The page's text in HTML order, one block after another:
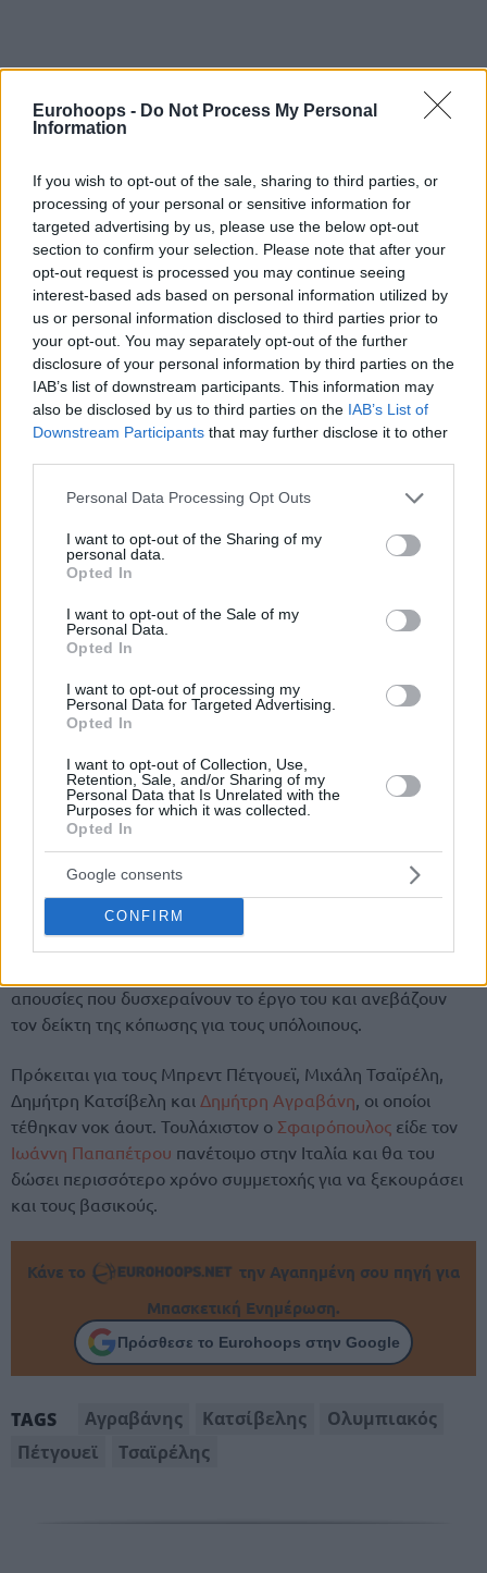
Eurohoops - Do Not Process My Personal
Information
If you wish to opt-out of the sale, sharing to third parties, or
processing of your personal or sensitive information for
targeted advertising by us, please use the below opt-out
section to confirm your selection. Please note that after your
opt-out request is processed you may continue seeing
interest-based ads based on personal information utilized by
us or personal information disclosed to third parties prior to
your opt-out. You may separately opt-out of the further
disclosure of your personal information by third parties on the
IAB’s list of downstream participants. This information may
also be disclosed by us to third parties on the IAB’s List of
Downstream Participants that may further disclose it to other
Please note that this website/app uses one or more Google
not limited to your visit or usage behaviour. You may click to
grant or deny consent to Google and its third-party tags to
use your data for below specified purposes in below Google
consent section.
Personal Data Processing Opt Outs
I want to opt-out of the Sharing of my
personal data.
Opted In
I want to opt-out of the Sale of my
Personal Data.
Opted In
I want to opt-out of processing my
Personal Data for Targeted Advertising.
Opted In
I want to opt-out of Collection, Use,
Retention, Sale, and/or Sharing of my
Personal Data that Is Unrelated with the
Purposes for which it was collected.
Opted In
Google consents
CONFIRM
Του Νίκου Βαγγέλη
Ο αποδεκατισμένοςΟλυμπιακόςέδειξε χαρακτήρα και
Μιλάνο, κάμπτοντας την αντίσταση της
τα προβλήματα παραμένουν “βουνό” για τον
Γιάννη
Σφαιρόπουλο…
απουσίες που δυσχεραίνουν το έργο του και ανεβάζουν
τον δείκτη της κόπωσης για τους υπόλοιπους.
Πρόκειται για τους Μπρεντ Πέτγουεϊ, Μιχάλη Τσαϊρέλη,
Δημήτρη Κατσίβελη και Δημήτρη Αγραβάνη , οι οποίοι
τέθηκαν νοκ άουτ. Τουλάχιστον ο Σφαιρόπουλος είδε τον
Ιωάννη Παπαπέτρου πανέτοιμο στην Ιταλία και θα του
δώσει περισσότερο χρόνο συμμετοχής για να ξεκουράσει
και τους βασικούς.
Κάνε το
την Αγαπημένη σου πηγή για
Μπασκετική Ενημέρωση.
Πρόσθεσε το Eurohoops στην Google
TAGS Αγραβάνης Κατσίβελης
Ολυμπιακός
Πέτγουεϊ
Τσαϊρέλης